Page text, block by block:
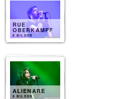
RUE
OBERKAMPF
8 BILDER
ALIENARE
8 BILDER